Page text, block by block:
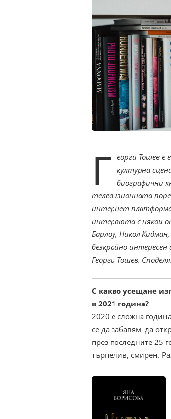
Г еорги Тошев е
културна
биографични
телевизионната
интернет платформа
интервюта с някои
Барлоу, Никол
безкрайно интересен
Георги Тошев.
С какво усещане
в 2021 година?
2020 е сложна
се да забавям, да
през последните 25
търпелив, смирен.